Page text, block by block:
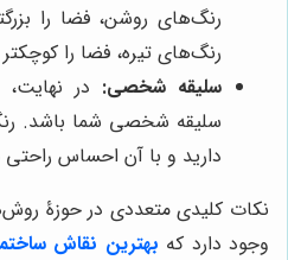
رنگ‌های روشن، فضا را
رنگ‌های تیره، فضا را
سلیقه شخصی: در
سلیقه شخصی شما باشد.
دارید و با آن احساس
نکات کلیدی متعددی در حوزۀ
وجود دارد که بهترین نقاش